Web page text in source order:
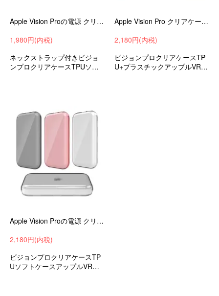
Apple Vision Proの電源 クリアケース 耐衝撃 カバー クリア 透明 TPU ソフトケース カラビナ付き ネックストラップ付き
1,980円(内税)
ネックストラップ付きビジョ
ンプロクリアケースTPUソフ
Apple Vision Pro クリアケース 耐衝撃 カバー クリア 透明 メッキ TPU + プラスチック アップル VR / AR 耐衝撃ケース
2,180円(内税)
ビジョンプロクリアケースTP
U+プラスチックアップルVRケ
Apple Vision Proの電源 クリアケース 耐衝撃 カバー クリア 透明 TPU ソフトケース アップル VR / AR 耐衝撃ケース 耐衝撃カバー
2,180円(内税)
ビジョンプロクリアケースTP
UソフトケースアップルVRケ